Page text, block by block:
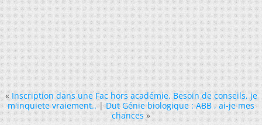
« Inscription dans une Fac hors académie. Besoin de conseils, je
m'inquiete vraiement..|Dut Génie biologique : ABB , ai-je mes
chances »